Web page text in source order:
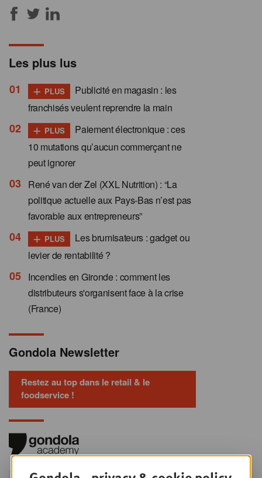
Les plus lus
+ PLUS
Publicité en magasin : les
franchisés veulent reprendre la main
+ PLUS
Paiement électronique : ces
10 mutations qu’aucun commerçant ne
peut ignorer
René van der Zel (XXL Nutrition) : “La
politique actuelle aux Pays-Bas n’est pas
favorable aux entrepreneurs”
+ PLUS
Les brumisateurs : gadget ou
levier de rentabilité ?
Incendies en Gironde : comment les
distributeurs s'organisent face à la crise
(France)
Gondola Newsletter
Restez au top dans le retail & le
foodservice !